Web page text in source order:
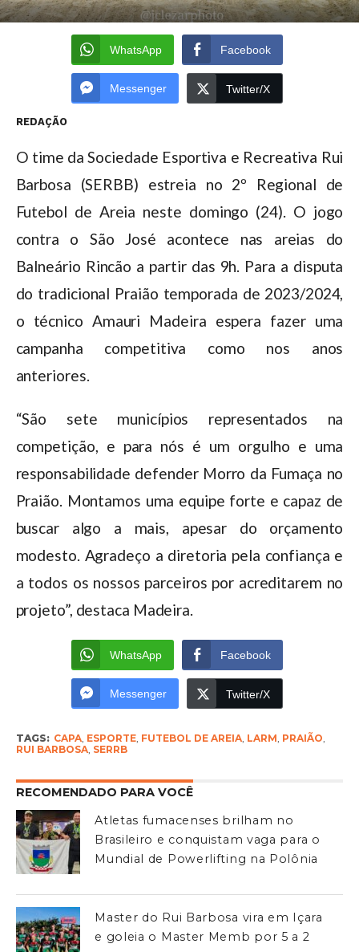
WhatsApp Facebook
Messenger Twitter/X
REDAÇÃO
O time da Sociedade Esportiva e Recreativa Rui
Barbosa (SERBB) estreia no 2º Regional de
Futebol de Areia neste domingo (24). O jogo
contra o São José acontece nas areias do
Balneário Rincão a partir das 9h. Para a disputa
do tradicional Praião temporada de 2023/2024,
o técnico Amauri Madeira espera fazer uma
campanha competitiva como nos anos
anteriores.
“São sete municípios representados na
competição, e para nós é um orgulho e uma
responsabilidade defender Morro da Fumaça no
Praião. Montamos uma equipe forte e capaz de
buscar algo a mais, apesar do orçamento
modesto. Agradeço a diretoria pela confiança e
a todos os nossos parceiros por acreditarem no
projeto”, destaca Madeira.
WhatsApp Facebook
Messenger Twitter/X
TAGS: CAPA, ESPORTE, FUTEBOL DE AREIA, LARM PRAIÃO
RUI BARBOSA, SERRB
RECOMENDADO PARA VOCÊ
Atletas fumacenses brilham no
Brasileiro e conquistam vaga para o
Mundial de Powerlifting na Polônia
Master do Rui Barbosa vira em Içara
e goleia o Master Memb por 5 a 2